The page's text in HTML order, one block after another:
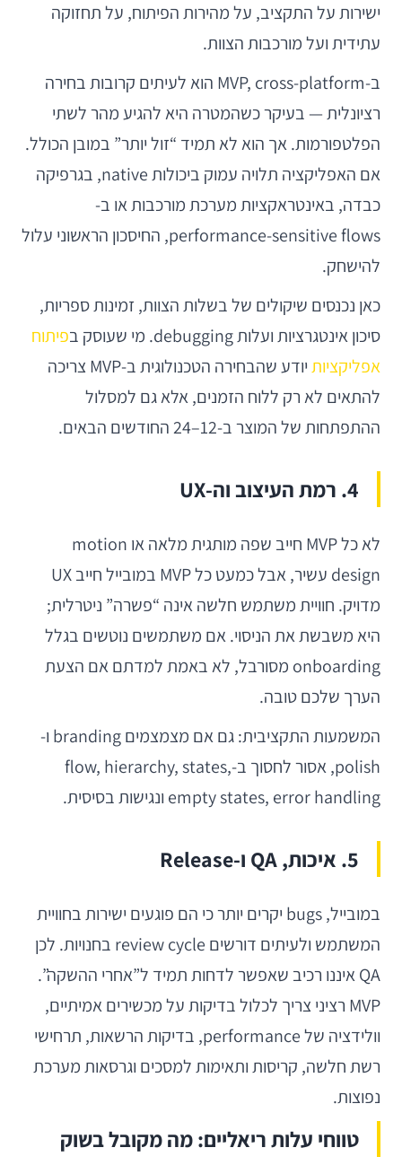
ישירות על התקציב, על מהירות הפיתוח, על תחזוקה
עתידית ועל מורכבות הצוות.
ב-MVP, cross-platform הוא לעיתים קרובות בחירה
רציונלית — בעיקר כשהמטרה היא להגיע מהר לשתי
הפלטפורמות. אך הוא לא תמיד “זול יותר” במובן הכולל.
אם האפליקציה תלויה עמוק ביכולות native, בגרפיקה
כבדה, באינטראקציות מערכת מורכבות או ב-
performance-sensitive flows, החיסכון הראשוני עלול
להישחק.
כאן נכנסים שיקולים של בשלות הצוות, זמינות ספריות,
סיכון אינטגרציות ועלות debugging. מי שעוסק ב
פיתוח
אפליקציות
יודע שהבחירה הטכנולוגית ב-MVP צריכה
להתאים לא רק ללוח הזמנים, אלא גם למסלול
ההתפתחות של המוצר ב-12–24 החודשים הבאים.
4. רמת העיצוב וה-UX
לא כל MVP חייב שפה מותגית מלאה או motion
design עשיר, אבל כמעט כל MVP במובייל חייב UX
מדויק. חוויית משתמש חלשה אינה “פשרה” ניטרלית;
היא משבשת את הניסוי. אם משתמשים נוטשים בגלל
onboarding מסורבל, לא באמת למדתם אם הצעת
הערך שלכם טובה.
המשמעות התקציבית: גם אם מצמצמים branding ו-
polish, אסור לחסוך ב-flow, hierarchy, states,
empty states, error handling ונגישות בסיסית.
5. איכות, QA ו-Release
במובייל, bugs יקרים יותר כי הם פוגעים ישירות בחוויית
המשתמש ולעיתים דורשים review cycle בחנויות. לכן
QA איננו רכיב שאפשר לדחות תמיד ל”אחרי ההשקה”.
MVP רציני צריך לכלול בדיקות על מכשירים אמיתיים,
וולידציה של performance, בדיקות הרשאות, תרחישי
רשת חלשה, קריסות ותאימות למסכים וגרסאות מערכת
נפוצות.
טווחי עלות ריאליים: מה מקובל בשוק